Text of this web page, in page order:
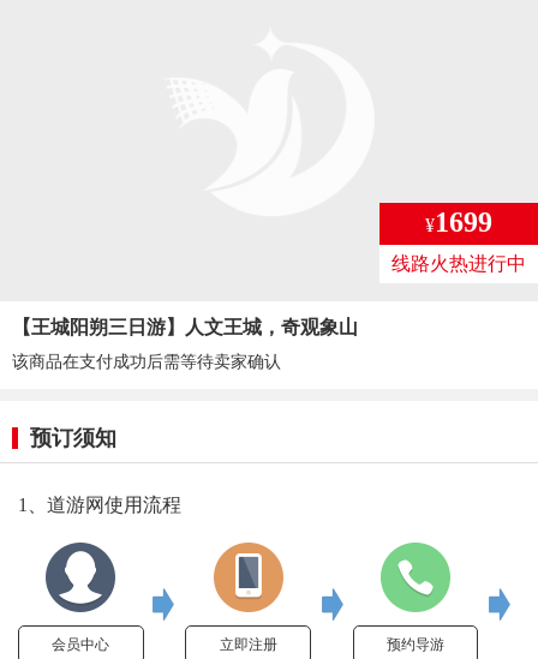
¥1699
线路火热进行中
【王城阳朔三日游】人文王城，奇观象山
该商品在支付成功后需等待卖家确认
预订须知
1、道游网使用流程
会员中心 立即注册 预约导游